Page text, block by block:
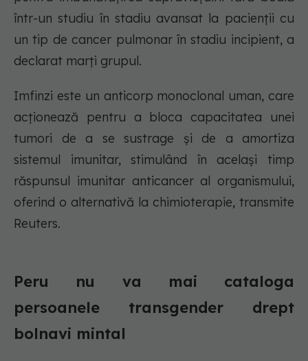
într-un studiu în stadiu avansat la pacienții cu
un tip de cancer pulmonar în stadiu incipient, a
declarat marți grupul.
Imfinzi este un anticorp monoclonal uman, care
acționează pentru a bloca capacitatea unei
tumori de a se sustrage și de a amortiza
sistemul imunitar, stimulând în același timp
răspunsul imunitar anticancer al organismului,
oferind o alternativă la chimioterapie, transmite
Reuters.
Peru nu va mai cataloga
persoanele transgender drept
bolnavi mintal